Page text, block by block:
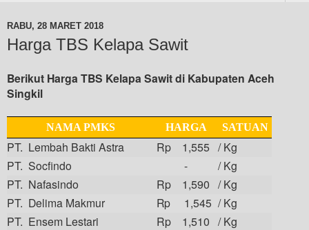
RABU, 28 MARET 2018
Harga TBS Kelapa Sawit
Berikut Harga TBS Kelapa Sawit di Kabupaten Aceh
Singkil
NAMA PMKS HARGA SATUAN
PT. Lembah Bakti Astra Rp 1,555 / Kg
PT. Socfindo - / Kg
PT. Nafasindo Rp 1,590 / Kg
PT. Delima Makmur Rp 1,545 / Kg
PT. Ensem Lestari Rp 1,510 / Kg